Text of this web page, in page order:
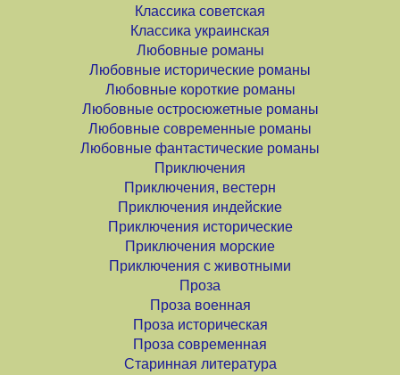
Классика советская
Классика украинская
Любовные романы
Любовные исторические романы
Любовные короткие романы
Любовные остросюжетные романы
Любовные современные романы
Любовные фантастические романы
Приключения
Приключения, вестерн
Приключения индейские
Приключения исторические
Приключения морские
Приключения с животными
Проза
Проза военная
Проза историческая
Проза современная
Старинная литература